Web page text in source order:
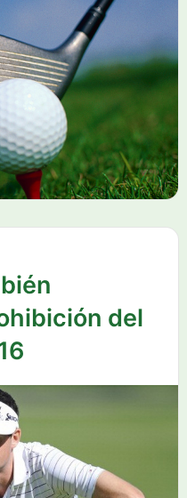
del